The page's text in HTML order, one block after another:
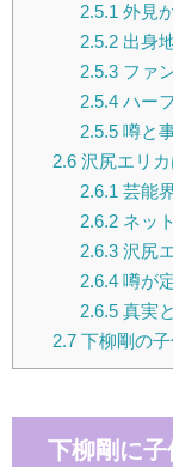
2.5.1 外見
2.5.2出身
2.5.3ファ
2.5.4ハー
2.5.5噂と
2.6沢尻エリカ
2.6.1 芸能
2.6.2ネッ
2.6.3沢尻
2.6.4噂が
2.6.5真実
2.7下柳剛の子
下柳剛に